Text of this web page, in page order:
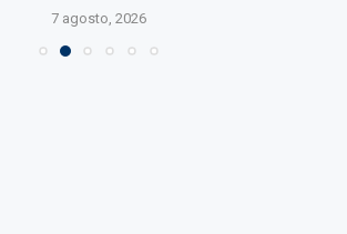
7 agosto, 2026